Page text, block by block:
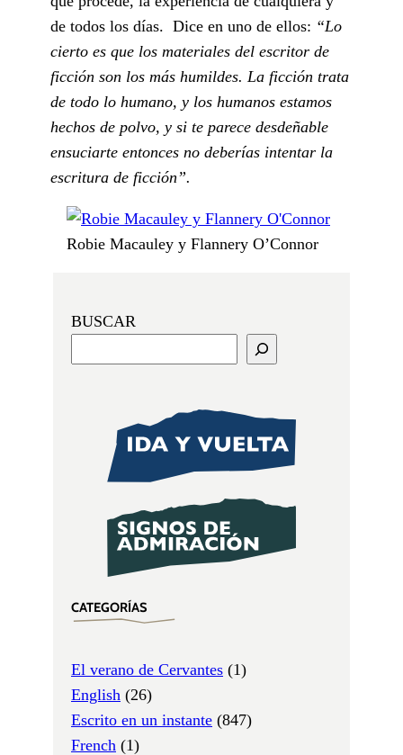
de todos los días. Dice en uno de ellos: “Lo
cierto es que los materiales del escritor de
ficción son los más humildes. La ficción trata
de todo lo humano, y los humanos estamos
hechos de polvo, y si te parece desdeñable
ensuciarte entonces no deberías intentar la
escritura de ficción”.
Robie Macauley y Flannery O’Connor
BUSCAR
CATEGORÍAS
El verano de Cervantes (1)
English (26)
Escrito en un instante (847)
French (1)